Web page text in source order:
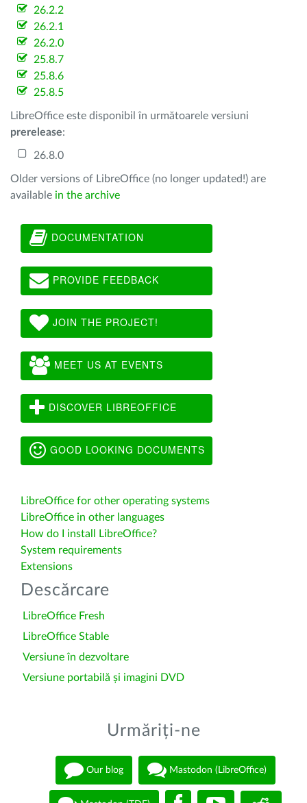
26.2.2
26.2.1
26.2.0
25.8.7
25.8.6
25.8.5
LibreOffice este disponibil în următoarele versiuni
prerelease:
26.8.0
Older versions of LibreOffice (no longer updated!) are
available in the archive
DOCUMENTATION
PROVIDE FEEDBACK
JOIN THE PROJECT!
MEET US AT EVENTS
DISCOVER LIBREOFFICE
GOOD LOOKING DOCUMENTS
LibreOffice for other operating systems
LibreOffice in other languages
How do I install LibreOffice?
System requirements
Extensions
Descărcare
LibreOffice Fresh
LibreOffice Stable
Versiune în dezvoltare
Versiune portabilă și imagini DVD
Urmăriți-ne
Our blog Mastodon (LibreOffice)